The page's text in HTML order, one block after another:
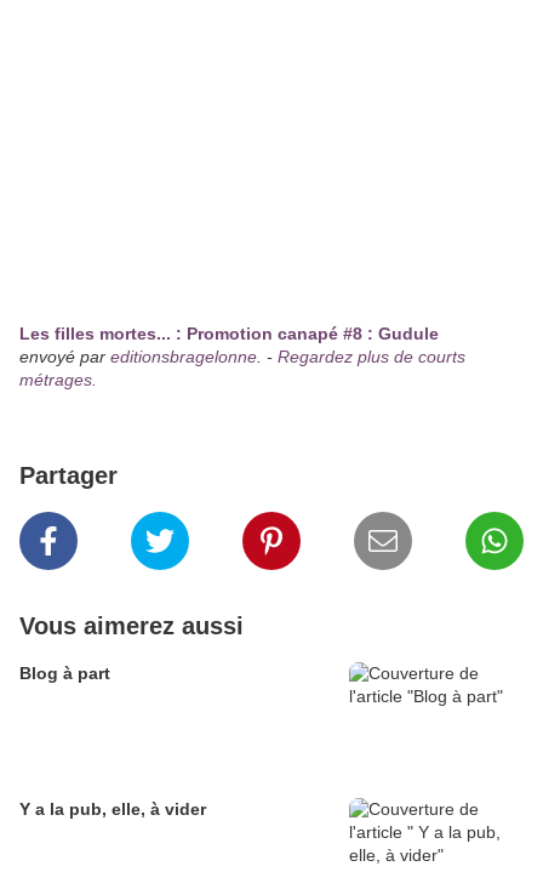
Les filles mortes... : Promotion canapé #8 : Gudule
envoyé par editionsbragelonne . - Regardez plus de courts
métrages.
Partager
Vous aimerez aussi
Blog à part
Y a la pub, elle, à vider